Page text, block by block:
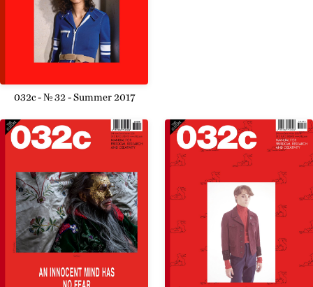
032c - № 32 - Summer 2017